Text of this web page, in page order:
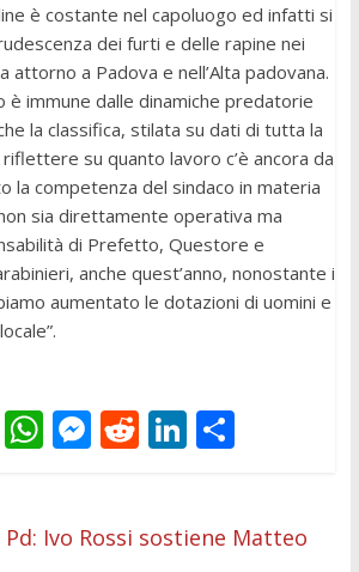
è costante nel capoluogo ed infatti si
dei furti e delle rapine nei
attorno a Padova e nell’Alta padovana.
è immune dalle dinamiche predatorie
la classifica, stilata su dati di tutta la
su quanto lavoro c’è ancora da
la competenza del sindaco in materia
sia direttamente operativa ma
di Prefetto, Questore e
anche quest’anno, nonostante i
aumentato le dotazioni di uomini e
W
s
M
e
R
di
Li
e
C
di
Ivo Rossi sostiene Matteo